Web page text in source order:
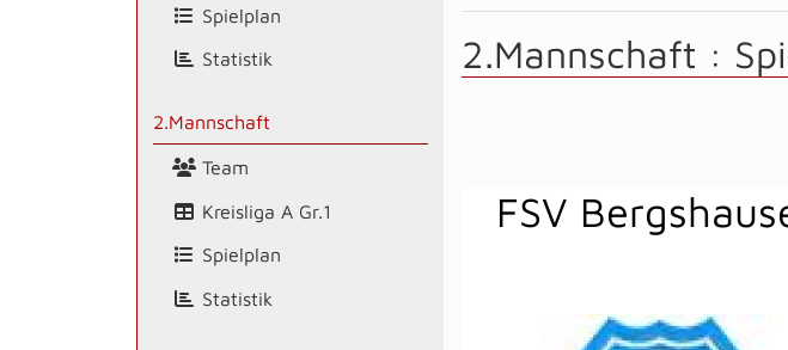
Spielplan
Statistik
2.Mannschaft
Team
Kreisliga A Gr.1
Spielplan
Statistik
2.Mannschaft :
FSV